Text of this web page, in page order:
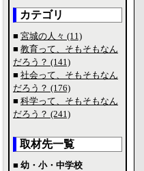
カテゴリ
■ 宮城の人々 (11)
■ 教育って、そもそもなん
だろう？ (141)
■ 社会って、そもそもなん
だろう？ (176)
■ 科学って、そもそもなん
だろう？ (241)
取材先一覧
■ 幼・小・中学校